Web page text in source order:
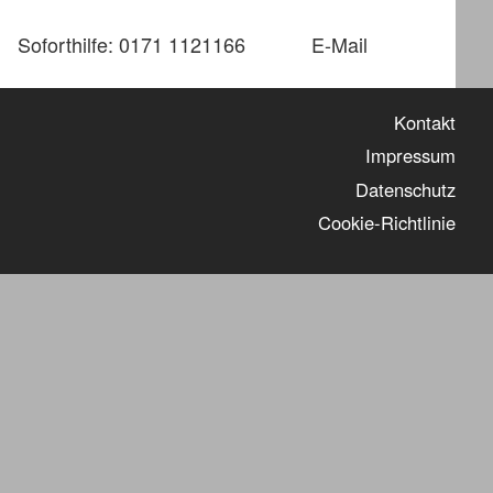
Soforthilfe: 0171 1121166 E-Mail
Kontakt
Impressum
Datenschutz
Cookie-Richtlinie